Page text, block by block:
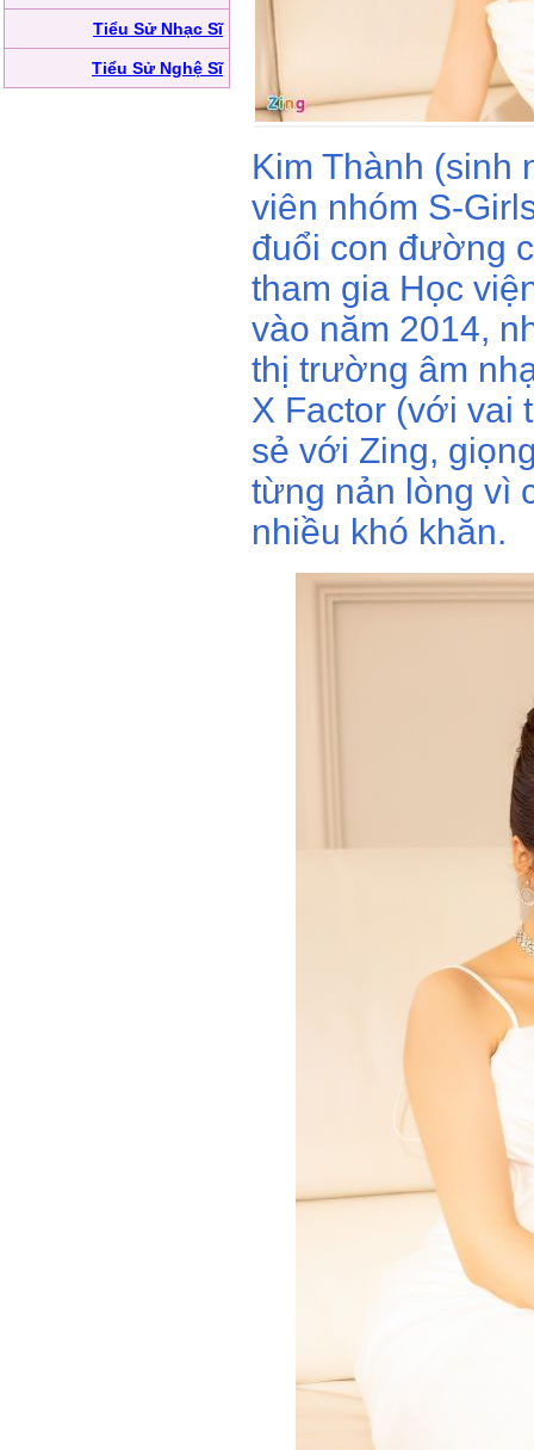
Tiểu Sử Nhạc Sĩ
Tiểu Sử Nghệ Sĩ
Kim Thành (sinh
viên nhóm S-
đuổi con đường
tham gia Học
vào năm 2014,
thị trường âm
X Factor (với vai
sẻ với Zing,
từng nản lòng vì
nhiều khó khăn.